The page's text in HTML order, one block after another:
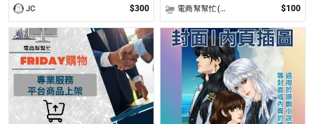
JC $300 電商幫幫忙(電商平台代營運/電商上架/運營策略/網路行銷) $100